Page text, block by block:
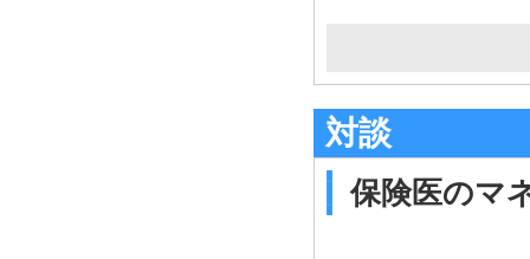
対談
保険医のマ